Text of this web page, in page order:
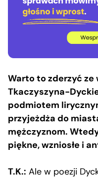
Warto to zderzyć ze
Tkaczyszyna-
podmiotem
przyjeżdża do
mężczyznom.
piękne, wzniosłe i
T.K.: Ale w poezji